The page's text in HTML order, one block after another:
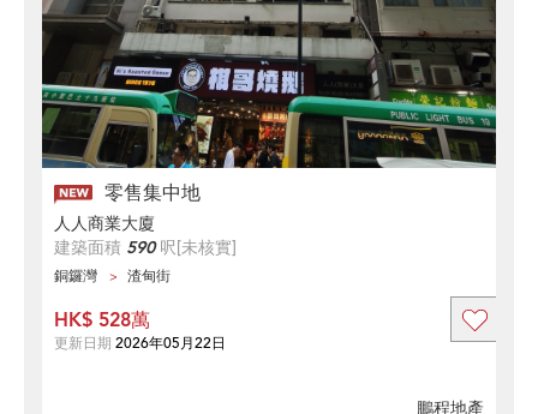
零售集中地
人人商業大廈
建築面積 590呎[未核實]
銅鑼灣 渣甸街
鵬程地產
HK$ 528萬
更新日期 2026年05月22日